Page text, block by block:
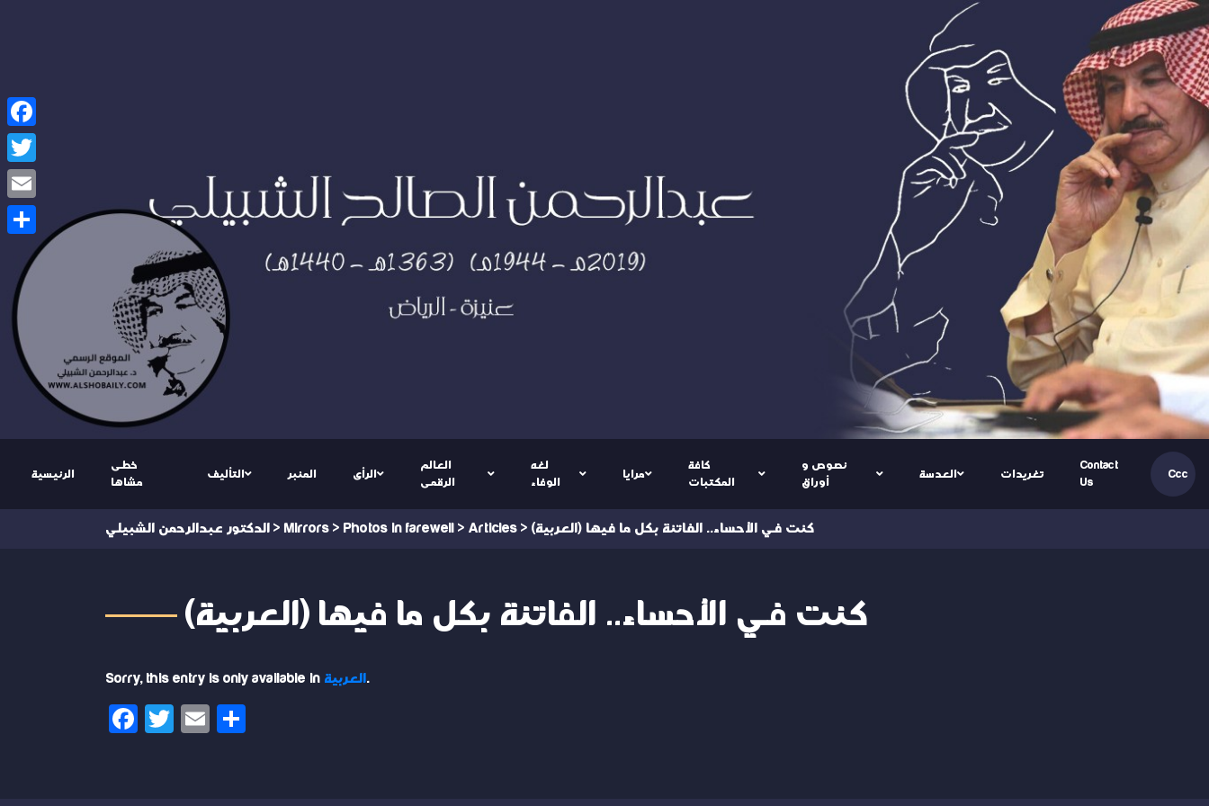
الرئيسية
خطى
مشاها
التأليف المنبر الرأى
العالم
الرقمى
لغه
الوفاء
مرايا
كافة
المكتبات
نصوص و
أوراق
العدسة تغريدات
Contact
Us
Ccc
الدكتور عبدالرحمن الشبيلي > Mirrors > Photos in farewell > Articles > (العربية) كنت في الأحساء.. الفاتنة بكل ما فيها
(العربية) كنت في الأحساء.. الفاتنة بكل ما فيها
Sorry, this entry is only available in العربية.
Facebook
Twitter
Email
Facebook
Twitter
Email
Share